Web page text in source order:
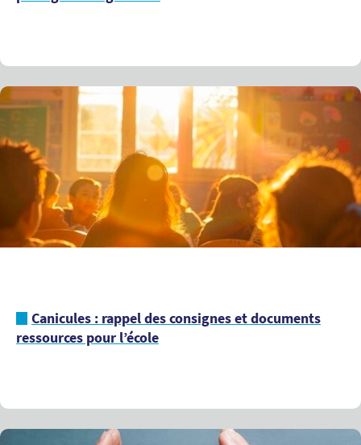
Canicules : rappel des consignes et documents
ressources pour l’école